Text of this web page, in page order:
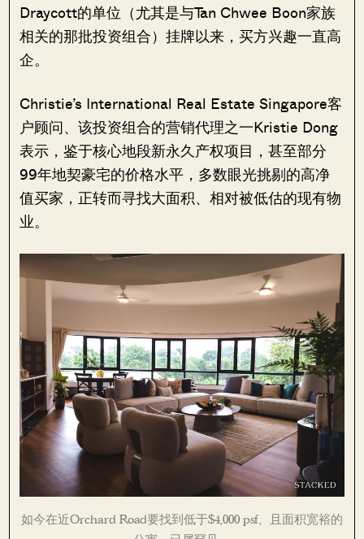
Draycott的单位（尤其是与Tan Chwee Boon家族
相关的那批投资组合）挂牌以来，买方兴趣一直高
企。
Christie’s International Real Estate Singapore客
户顾问、该投资组合的营销代理之一Kristie Dong
表示，鉴于核心地段新永久产权项目，甚至部分
99年地契豪宅的价格水平，多数眼光挑剔的高净
值买家，正转而寻找大面积、相对被低估的现有物
业。
如今在近Orchard Road要找到低于$4,000 psf、且面积宽裕的